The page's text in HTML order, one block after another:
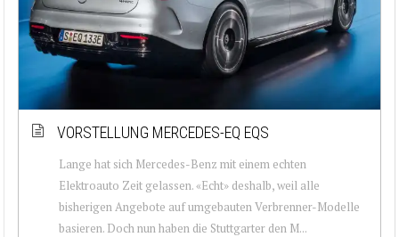
VORSTELLUNG MERCEDES-EQ EQS
Lange hat sich Mercedes-Benz mit einem echten
Elektroauto Zeit gelassen. «Echt» deshalb, weil alle
bisherigen Angebote auf umgebauten Verbrenner-Modelle
basieren. Doch nun haben die Stuttgarter den M...